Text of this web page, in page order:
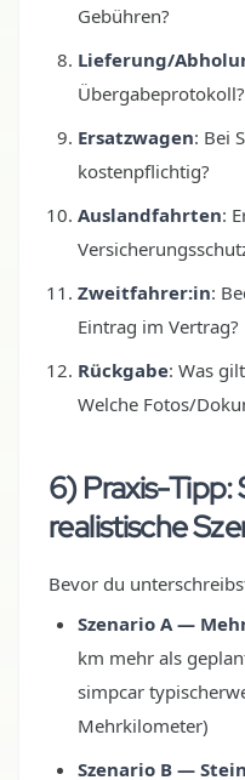
Gebühren?
Lieferung/
Übergabeprotokoll?
Ersatzwagen: Bei
kostenpflichtig?
Auslandfahrten:
Zweitfahrer:in:
Eintrag im Vertrag?
Rückgabe: Was
Welche Fotos/
6) Praxis-Tipp:
realistische
Bevor du
Szenario A —
km mehr als
simpcar
Mehrkilometer)
Szenario B —